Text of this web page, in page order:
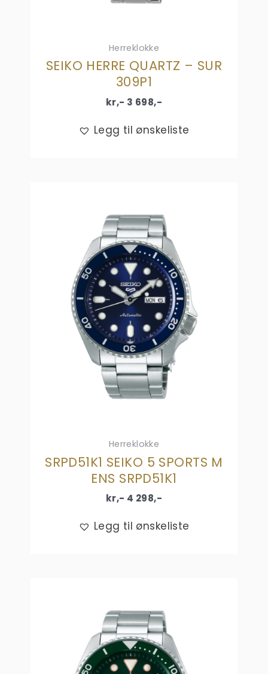
Herreklokke
SEIKO HERRE QUARTZ – SUR
309P1
kr,- 3 698,-
Legg til ønskeliste
Herreklokke
SRPD51K1 SEIKO 5 SPORTS M
ENS SRPD51K1
kr,- 4 298,-
Legg til ønskeliste